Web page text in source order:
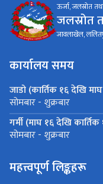
ऊर्जा, जलस्रोत
जलस्रोत
जावलाखेल,
कार्यालय समय
जाडो (कार्तिक १६ देखि
सोमबार - शुक्रबार
गर्मी (माघ १६ देखि
सोमबार - शुक्रबार
महत्त्वपूर्ण लिङ्कहरू